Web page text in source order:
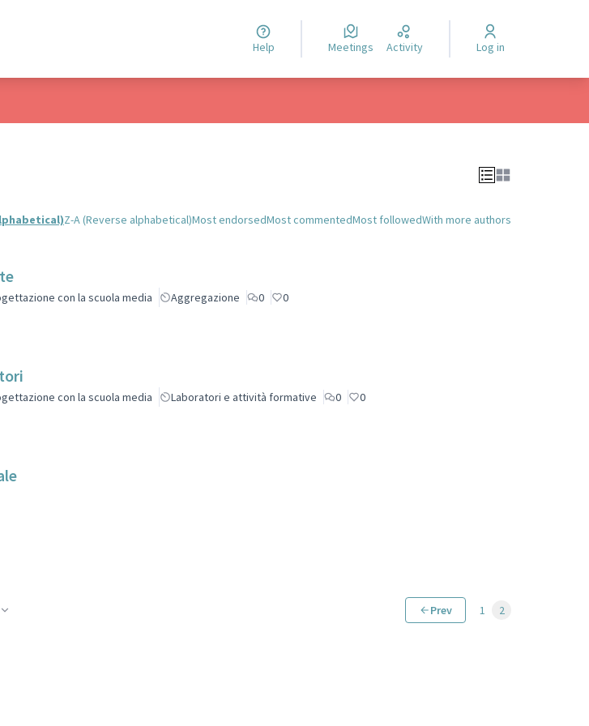
Help Meetings Activity Log in
Z-A (Reverse alphabetical)Most endorsedMost commentedMost followedWith more authors
con la scuola media Aggregazione 0 0
con la scuola media Laboratori e attività formative 0 0
Prev 1 2